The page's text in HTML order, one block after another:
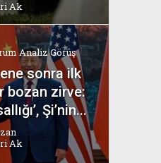
Ak
Analiz Görüş
sonra ilk
bozan zirve:
Şi’nin...
Ak